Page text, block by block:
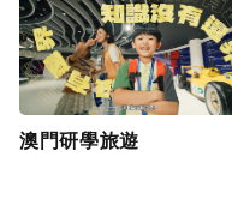
澳門研學旅遊